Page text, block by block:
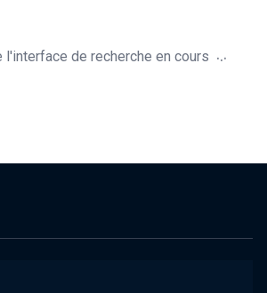
l'interface de recherche en cours .